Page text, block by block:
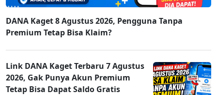
DANA Kaget 8 Agustus 2026, Pengguna Tanpa
Premium Tetap Bisa Klaim?
Link DANA Kaget Terbaru 7 Agustus
2026, Gak Punya Akun Premium
Tetap Bisa Dapat Saldo Gratis